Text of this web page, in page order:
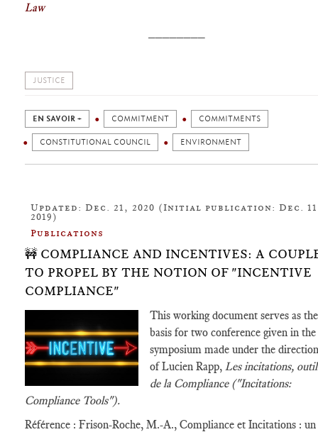
Law
JUSTICE
EN SAVOIR + COMMITMENT COMMITMENTS
CONSTITUTIONAL COUNCIL ENVIRONMENT
Updated: Dec. 21, 2020 (Initial publication: Dec.
2019)
Publications
🚧 COMPLIANCE AND INCENTIVES: A
TO PROPEL BY THE NOTION OF "INCENTIVE
COMPLIANCE"
This working document serves as the
basis for two conference given in the
symposium made under the direction
of Lucien Rapp, Les incitations,
de la Compliance ("Incitations:
Compliance Tools").
Référence : Frison-Roche, M.-A., Compliance et Incitations : un